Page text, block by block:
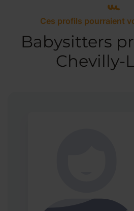
Ces profils pourraient
Babysitters
Chevilly-